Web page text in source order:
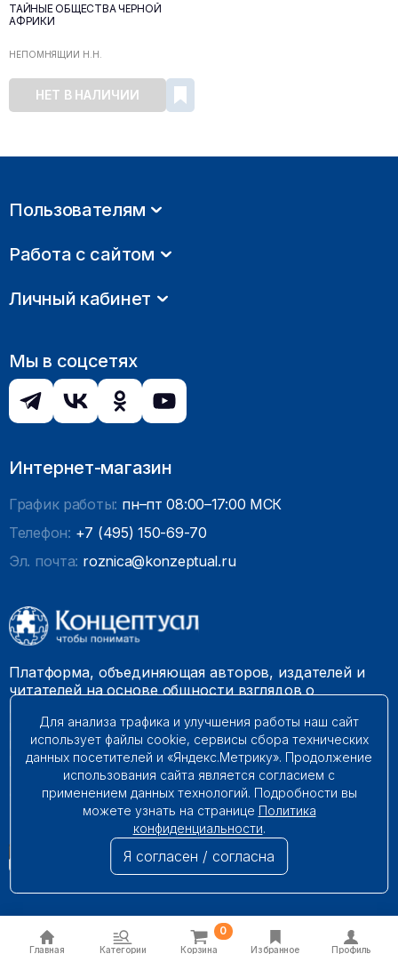
Главная Категории
0
Корзина Избранное Профиль
ТАЙНЫЕ ОБЩЕСТВА ЧЁРНОЙ
АФРИКИ
НЕПОМНЯЩИЙ Н.Н.
НЕТ В НАЛИЧИИ
Пользователям
Работа с сайтом
Личный кабинет
Мы в соцсетях
Интернет-магазин
График работы: пн–пт 08:00–17:00 МСК
Телефон: +7 (495) 150-69-70
Эл. почта: roznica@konzeptual.ru
Платформа, объединяющая авторов, издателей и
читателей на основе общности взглядов о
гармоничного мироустройства. Наши книги можно
встретить на многих книготорговых площадках
России.
© 2009 – 2026. Все права защищены.
Для анализа трафика и улучшения работы наш сайт
использует файлы cookie, сервисы сбора технических
данных посетителей и «Яндекс.Метрику». Продолжение
использования сайта является согласием с
применением данных технологий. Подробности вы
можете узнать на странице Политика
конфиденциальности.
Я согласен / согласна